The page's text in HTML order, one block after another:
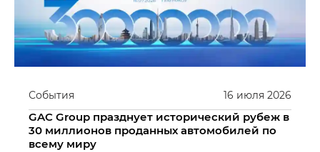
16 июля 2026
События
GAC Group празднует исторический рубеж в
30 миллионов проданных автомобилей по
всему миру